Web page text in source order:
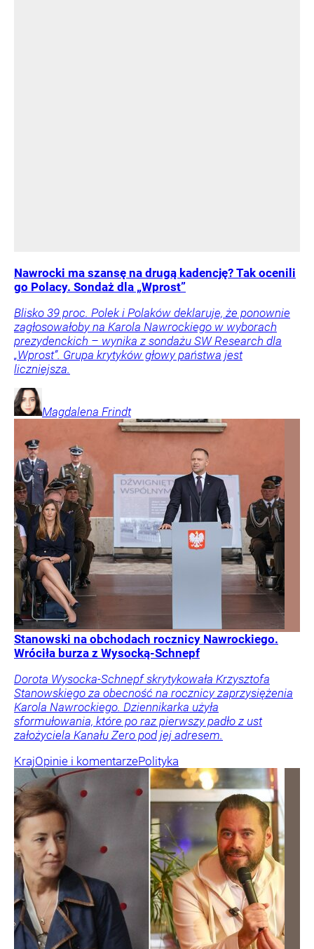
Nawrocki ma szansę na drugą kadencję? Tak ocenili
go Polacy. Sondaż dla „Wprost”
Blisko 39 proc. Polek i Polaków deklaruje, że ponownie
zagłosowałoby na Karola Nawrockiego w wyborach
prezydenckich – wynika z sondażu SW Research dla
„Wprost”. Grupa krytyków głowy państwa jest
liczniejsza.
Magdalena Frindt
Stanowski na obchodach rocznicy Nawrockiego.
Wróciła burza z Wysocką-Schnepf
Dorota Wysocka-Schnepf skrytykowała Krzysztofa
Stanowskiego za obecność na rocznicy zaprzysiężenia
Karola Nawrockiego. Dziennikarka użyła
sformułowania, które po raz pierwszy padło z ust
założyciela Kanału Zero pod jej adresem.
KrajOpinie i komentarzePolityka